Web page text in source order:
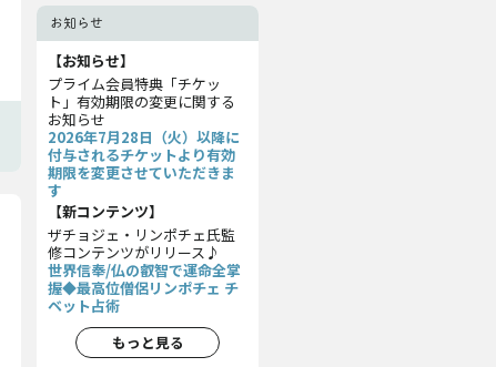
お知らせ
【お知らせ】
プライム会員特典「チケッ
ト」有効期限の変更に関する
お知らせ
2026年7月28日（火）以降に
付与されるチケットより有効
期限を変更させていただきま
す
【新コンテンツ】
ザチョジェ・リンポチェ氏監
修コンテンツがリリース♪
世界信奉/仏の叡智で運命全掌
握◆最高位僧侶リンポチェ チ
ベット占術
もっと見る